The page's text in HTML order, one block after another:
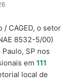
/ CAGED, o setor
8532-5/00)
Paulo, SP nos
em 111
local de